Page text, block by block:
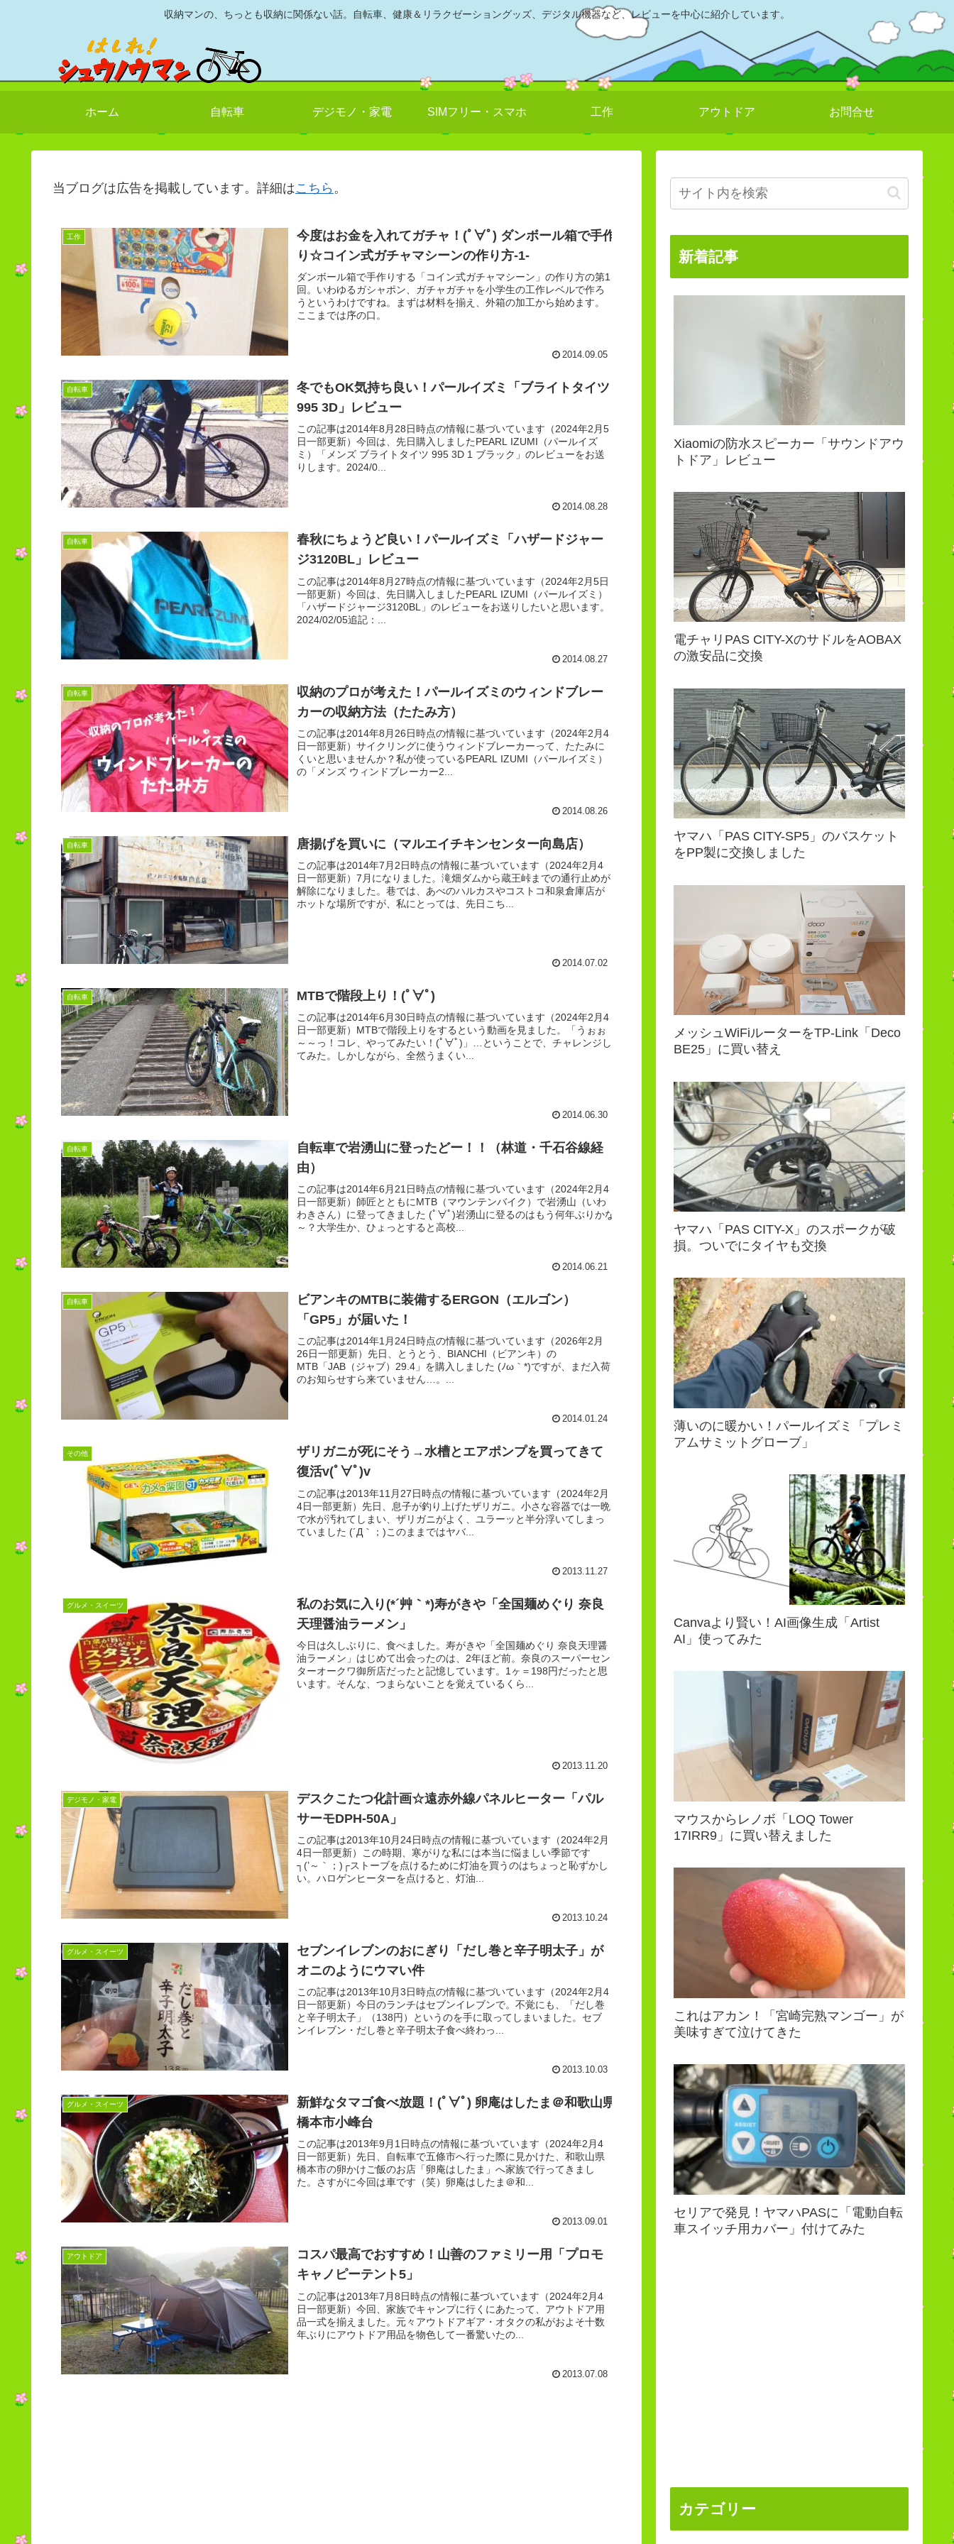
収納マンの、ちっとも収納に関係ない話。自転車、健康＆リラクゼーショングッズ、デジタル機器など、レビューを中心に紹介しています。
ホーム 自転車 デジモノ・家電 SIMフリー・スマホ 工作 アウトドア お問合せ
当ブログは広告を掲載しています。詳細はこちら 。
工作
今度はお金を入れてガチャ！(ﾟ∀ﾟ) ダンボール箱で手作
り☆コイン式ガチャマシーンの作り方-1-
ダンボール箱で手作りする「コイン式ガチャマシーン」の作り方の第1
回。いわゆるガシャポン、ガチャガチャを小学生の工作レベルで作ろ
うというわけですね。まずは材料を揃え、外箱の加工から始めます。
ここまでは序の口。
2014.09.05
自転車
冬でもOK気持ち良い！パールイズミ「ブライトタイツ
995 3D」レビュー
この記事は2014年8月28日時点の情報に基づいています（2024年2月5
日一部更新）今回は、先日購入しましたPEARL IZUMI（パールイズ
ミ）「メンズ ブライトタイツ 995 3D 1 ブラック」のレビューをお送
りします。2024/0...
2014.08.28
自転車
春秋にちょうど良い！パールイズミ「ハザードジャー
ジ3120BL」レビュー
この記事は2014年8月27時点の情報に基づいています（2024年2月5日
一部更新）今回は、先日購入しましたPEARL IZUMI（パールイズミ）
「ハザードジャージ3120BL」のレビューをお送りしたいと思います。
2024/02/05追記：...
2014.08.27
自転車
収納のプロが考えた！パールイズミのウィンドブレー
カーの収納方法（たたみ方）
この記事は2014年8月26日時点の情報に基づいています（2024年2月4
日一部更新）サイクリングに使うウィンドブレーカーって、たたみに
くいと思いませんか？私が使っているPEARL IZUMI（パールイズミ）
の「メンズ ウィンドブレーカー2...
2014.08.26
自転車 唐揚げを買いに（マルエイチキンセンター向島店）
この記事は2014年7月2日時点の情報に基づいています（2024年2月4
日一部更新）7月になりました。滝畑ダムから蔵王峠までの通行止めが
解除になりました。巷では、あべのハルカスやコストコ和泉倉庫店が
ホットな場所ですが、私にとっては、先日こち...
2014.07.02
自転車 MTBで階段上り！(ﾟ∀ﾟ)
この記事は2014年6月30日時点の情報に基づいています（2024年2月4
日一部更新）MTBで階段上りをするという動画を見ました。「うぉぉ
～～っ！コレ、やってみたい！(ﾟ∀ﾟ)」…ということで、チャレンジし
てみた。しかしながら、全然うまくい...
2014.06.30
自転車
自転車で岩湧山に登ったどー！！（林道・千石谷線経
由）
この記事は2014年6月21日時点の情報に基づいています（2024年2月4
日一部更新）師匠とともにMTB（マウンテンバイク）で岩湧山（いわ
わきさん）に登ってきました (ﾟ∀ﾟ)岩湧山に登るのはもう何年ぶりかな
～？大学生か、ひょっとすると高校...
2014.06.21
自転車
ビアンキのMTBに装備するERGON（エルゴン）
「GP5」が届いた！
この記事は2014年1月24日時点の情報に基づいています（2026年2月
26日一部更新）先日、とうとう、BIANCHI（ビアンキ）の
MTB「JAB（ジャブ）29.4」を購入しました (ﾉω｀*)ですが、まだ入荷
のお知らせすら来ていません…。...
2014.01.24
その他
ザリガニが死にそう→水槽とエアポンプを買ってきて
復活v(ﾟ∀ﾟ)v
この記事は2013年11月27日時点の情報に基づいています（2024年2月
4日一部更新）先日、息子が釣り上げたザリガニ。小さな容器では一晩
で水が汚れてしまい、ザリガニがよく、ユラーッと半分浮いてしまっ
ていました (´Д｀；)このままではヤバ...
2013.11.27
グルメ・スイーツ
私のお気に入り(*´艸｀*)寿がきや「全国麺めぐり 奈良
天理醤油ラーメン」
今日は久しぶりに、食べました。寿がきや「全国麺めぐり 奈良天理醤
油ラーメン」はじめて出会ったのは、2年ほど前。奈良のスーパーセン
ターオークワ御所店だったと記憶しています。1ヶ＝198円だったと思
います。そんな、つまらないことを覚えているくら...
2013.11.20
デジモノ・家電
デスクこたつ化計画☆遠赤外線パネルヒーター「パル
サーモDPH-50A」
この記事は2013年10月24日時点の情報に基づいています（2024年2月
4日一部更新）この時期、寒がりな私には本当に悩ましい季節です
┐(’～｀；)┌ストーブを点けるために灯油を買うのはちょっと恥ずかし
い。ハロゲンヒーターを点けると、灯油...
2013.10.24
グルメ・スイーツ
セブンイレブンのおにぎり「だし巻と辛子明太子」が
オニのようにウマい件
この記事は2013年10月3日時点の情報に基づいています（2024年2月4
日一部更新）今日のランチはセブンイレブンで。不覚にも、「だし巻
と辛子明太子」（138円）というのを手に取ってしまいました。セブ
ンイレブン・だし巻と辛子明太子食べ終わっ...
2013.10.03
グルメ・スイーツ
新鮮なタマゴ食べ放題！(ﾟ∀ﾟ) 卵庵はしたま＠和歌山県
橋本市小峰台
この記事は2013年9月1日時点の情報に基づいています（2024年2月4
日一部更新）先日、自転車で五條市へ行った際に見かけた、和歌山県
橋本市の卵かけご飯のお店「卵庵はしたま」へ家族で行ってきまし
た。さすがに今回は車です（笑）卵庵はしたま＠和...
2013.09.01
アウトドア
コスパ最高でおすすめ！山善のファミリー用「プロモ
キャノピーテント5」
この記事は2013年7月8日時点の情報に基づいています（2024年2月4
日一部更新）今回、家族でキャンプに行くにあたって、アウトドア用
品一式を揃えました。元々アウトドアギア・オタクの私がおよそ十数
年ぶりにアウトドア用品を物色して一番驚いたの...
2013.07.08
新着記事
Xiaomiの防水スピーカー「サウンドアウ
トドア」レビュー
電チャリPAS CITY-XのサドルをAOBAX
の激安品に交換
ヤマハ「PAS CITY-SP5」のバスケット
をPP製に交換しました
メッシュWiFiルーターをTP-Link「Deco
BE25」に買い替え
ヤマハ「PAS CITY-X」のスポークが破
損。ついでにタイヤも交換
薄いのに暖かい！パールイズミ「プレミ
アムサミットグローブ」
Canvaより賢い！AI画像生成「Artist
AI」使ってみた
マウスからレノボ「LOQ Tower
17IRR9」に買い替えました
これはアカン！「宮崎完熟マンゴー」が
美味すぎて泣けてきた
セリアで発見！ヤマハPASに「電動自転
車スイッチ用カバー」付けてみた
カテゴリー